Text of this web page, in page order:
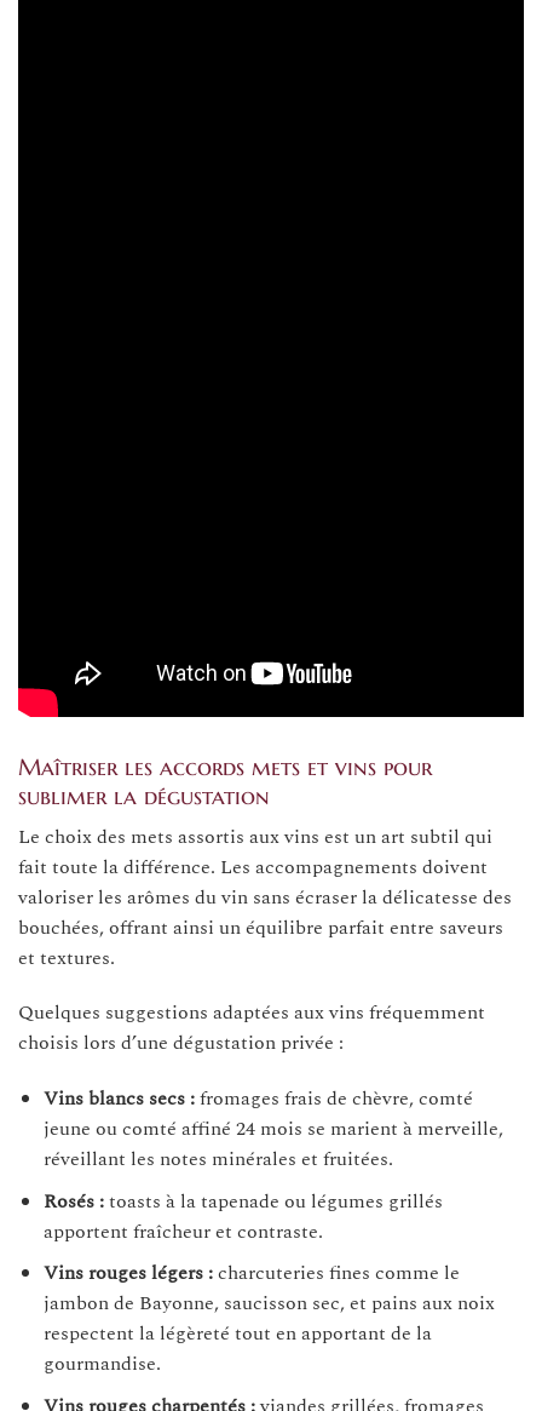
Maîtriser les accords mets et vins pour
sublimer la dégustation
Le choix des mets assortis aux vins est un art subtil qui
fait toute la différence. Les accompagnements doivent
valoriser les arômes du vin sans écraser la délicatesse des
bouchées, offrant ainsi un équilibre parfait entre saveurs
et textures.
Quelques suggestions adaptées aux vins fréquemment
choisis lors d’une dégustation privée :
Vins blancs secs :fromages frais de chèvre, comté
jeune ou comté affiné 24 mois se marient à merveille,
réveillant les notes minérales et fruitées.
Rosés :toasts à la tapenade ou légumes grillés
apportent fraîcheur et contraste.
Vins rouges légers :charcuteries fines comme le
jambon de Bayonne, saucisson sec, et pains aux noix
respectent la légèreté tout en apportant de la
gourmandise.